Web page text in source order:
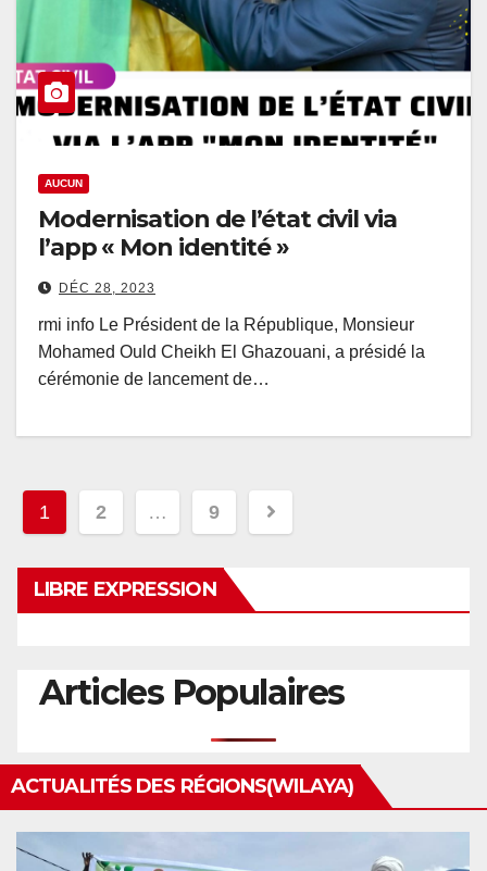
AUCUN
Modernisation de l’état civil via
l’app « Mon identité »
DÉC 28, 2023
rmi info Le Président de la République, Monsieur
Mohamed Ould Cheikh El Ghazouani, a présidé la
cérémonie de lancement de…
Pagination
des
publications
1 2 … 9
LIBRE EXPRESSION
Articles Populaires
ACTUALITÉS DES RÉGIONS(WILAYA)